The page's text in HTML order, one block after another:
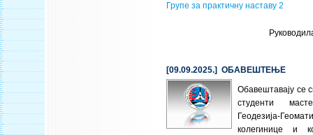
Групе за практичну наставу 2
[09.09.2025.] ОБАВЕШТЕЊЕ
Обавештавају се
студенти
Геодезија-
колегинице и